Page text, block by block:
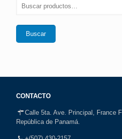
Buscar
CONTACTO
Calle 5ta. Ave. Principal, France
República de Panamá.